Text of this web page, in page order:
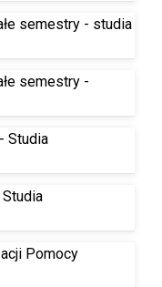
semestry - studia
semestry -
Studia
Pomocy